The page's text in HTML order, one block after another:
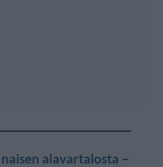
alavartalosta –